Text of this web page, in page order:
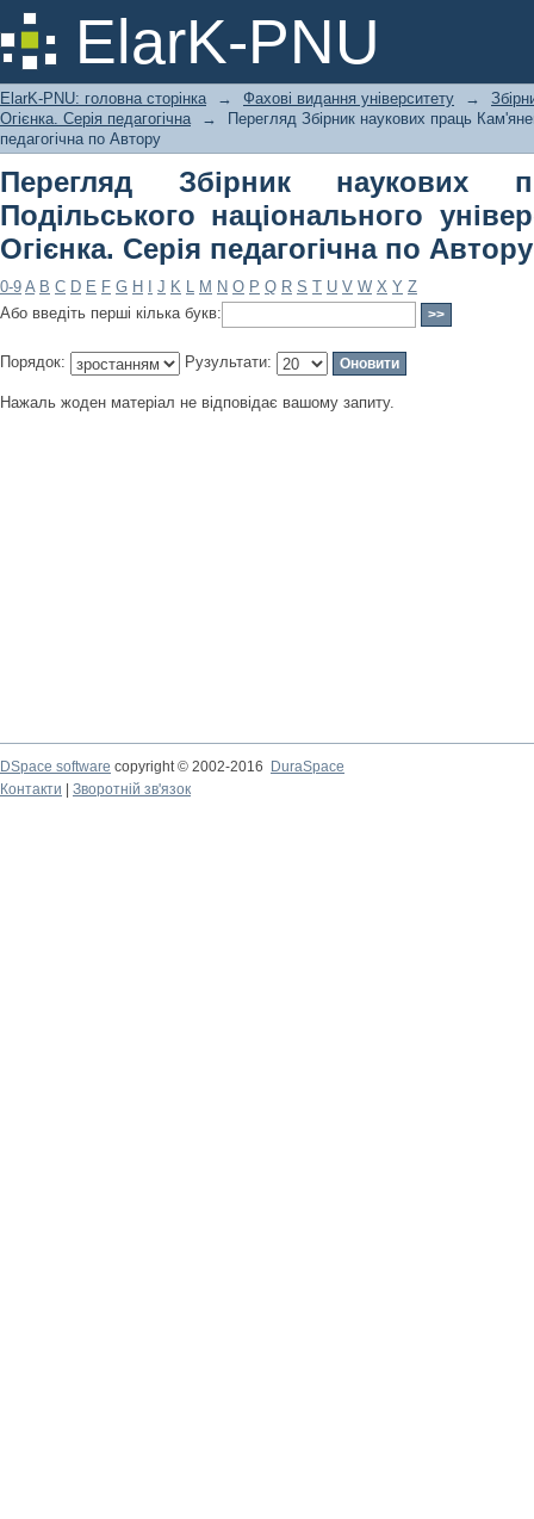
ElarK-PNU
Перегляд Збірник наукових
університету імені Івана Огієнка.
ElarK-PNU: головна сторінка → Фахові видання університету →
Огієнка. Серія педагогічна
→
Перегляд Збірник наукових праць
педагогічна по Автору
Перегляд Збірник наукових
Подільського національного
Огієнка. Серія педагогічна по Автору
0-9 A B C D E F G H J K L M N O P Q R S T U V W X Y Z
Або введіть перші кілька букв:
Порядок: Рузультати:
Нажаль жоден матеріал не відповідає вашому запиту.
DSpace software copyright © 2002-2016
DuraSpace
Контакти
Зворотній зв'язок